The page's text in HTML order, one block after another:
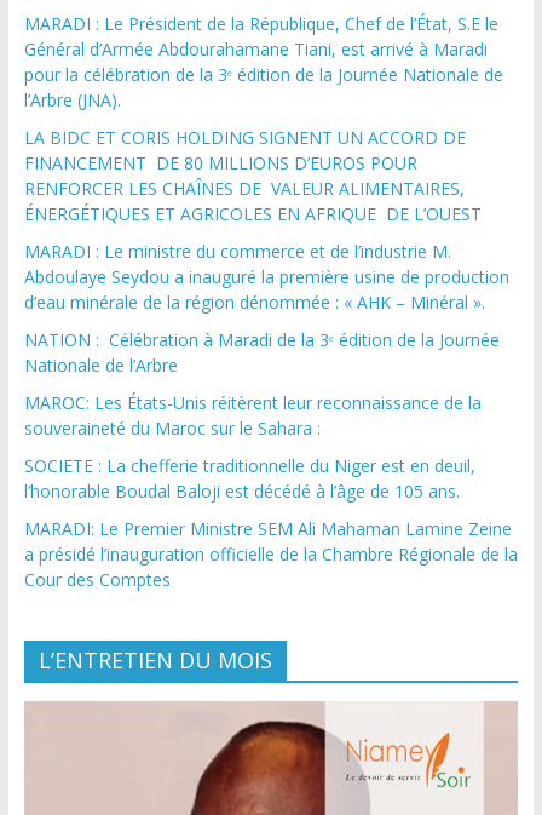
MARADI : Le Président de la République, Chef de l’État, S.E le
Général d’Armée Abdourahamane Tiani, est arrivé à Maradi
pour la célébration de la 3ᵉ édition de la Journée Nationale de
l’Arbre (JNA).
LA BIDC ET CORIS HOLDING SIGNENT UN ACCORD DE
FINANCEMENT DE 80 MILLIONS D’EUROS POUR
RENFORCER LES CHAÎNES DE VALEUR ALIMENTAIRES,
ÉNERGÉTIQUES ET AGRICOLES EN AFRIQUE DE L’OUEST
MARADI : Le ministre du commerce et de l’industrie M.
Abdoulaye Seydou a inauguré la première usine de production
d’eau minérale de la région dénommée : « AHK – Minéral ».
NATION : Célébration à Maradi de la 3ᵉ édition de la Journée
Nationale de l’Arbre
MAROC: Les États-Unis réitèrent leur reconnaissance de la
souveraineté du Maroc sur le Sahara :
SOCIETE : La chefferie traditionnelle du Niger est en deuil,
l’honorable Boudal Baloji est décédé à l’âge de 105 ans.
MARADI: Le Premier Ministre SEM Ali Mahaman Lamine Zeine
a présidé l’inauguration officielle de la Chambre Régionale de la
Cour des Comptes
L’ENTRETIEN DU MOIS